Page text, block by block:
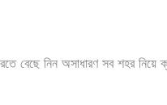
বেছে নিন অসাধারণ সব শহর